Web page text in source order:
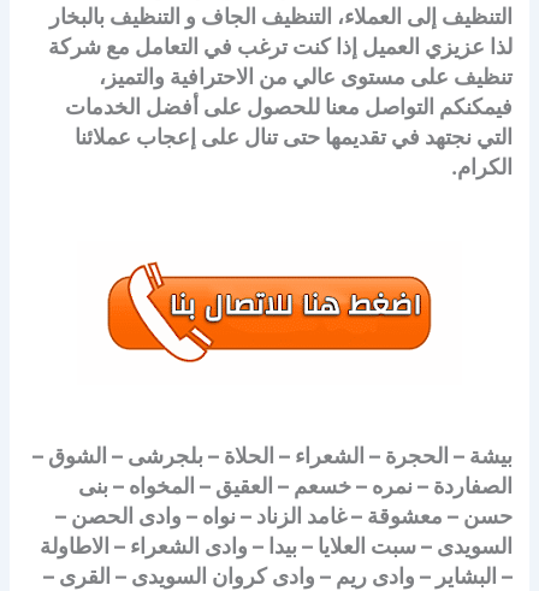
التنظيف إلى العملاء، التنظيف الجاف و التنظيف بالبخار
لذا عزيزي العميل إذا كنت ترغب في التعامل مع شركة
تنظيف على مستوى عالي من الاحترافية والتميز،
فيمكنكم التواصل معنا للحصول على أفضل الخدمات
التي نجتهد في تقديمها حتى تنال على إعجاب عملائنا
الكرام.
بيشة – الحجرة – الشعراء – الحلاة – بلجرشى – الشوق –
الصفاردة – نمره – خسعم – العقيق – المخواه – بنى
حسن – معشوقة – غامد الزناد – نواه – وادى الحصن –
السويدى – سبت العلايا – بيدا – وادى الشعراء – الاطاولة
– البشاير – وادى ريم – وادى كروان السويدى – القرى –